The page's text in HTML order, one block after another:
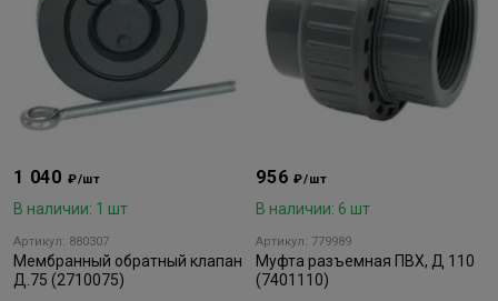
1 040 ₽/шт
В наличии: 1 шт
Артикул: 880307
Мембранный обратный клапан
Д.75 (2710075)
956₽/шт
В наличии: 6 шт
Артикул: 779989
Муфта разъемная ПВХ, Д 110
(7401110)